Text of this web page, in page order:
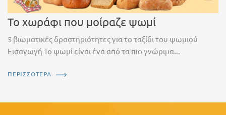
Το χωράφι που μοίραζε ψωμί
5 βιωματικές δραστηριότητες για το ταξίδι του ψωμιού
Εισαγωγή Το ψωμί είναι ένα από τα πιο γνώριμα...
ΠΕΡΙΣΣΟΤΕΡΑ